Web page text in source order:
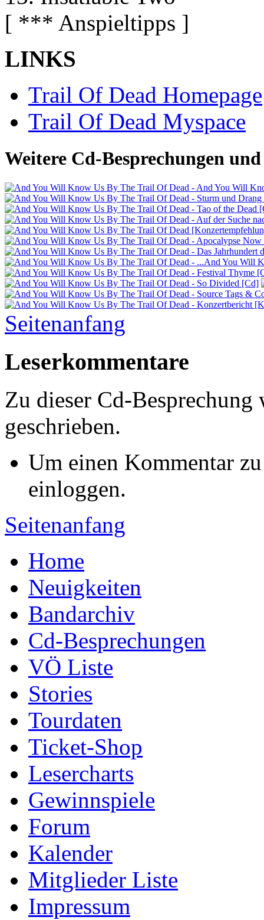
[ *** Anspieltipps ]
LINKS
Trail Of Dead Homepage
Trail Of Dead Myspace
Weitere Cd-Besprechungen
Seitenanfang
Leserkommentare
Zu dieser Cd-
geschrieben.
Um einen Kommentar
einloggen.
Seitenanfang
Home
Neuigkeiten
Bandarchiv
Cd-Besprechungen
VÖ Liste
Stories
Tourdaten
Ticket-Shop
Lesercharts
Gewinnspiele
Forum
Kalender
Mitglieder Liste
Impressum